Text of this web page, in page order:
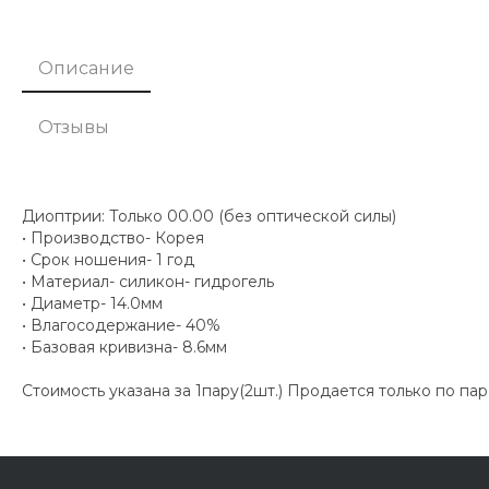
Описание
Отзывы
Диоптрии: Только 00.00 (без оптической силы)
• Производство- Корея
• Срок ношения- 1 год
• Материал- силикон- гидрогель
• Диаметр- 14.0мм
• Влагосодержание- 40%
• Базовая кривизна- 8.6мм
Стоимость указана за 1пару(2шт.) Продается только по